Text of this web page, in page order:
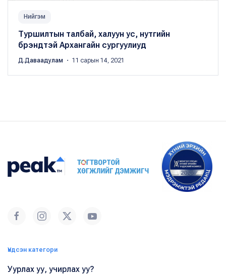
Нийгэм
Туршилтын талбай, халуун ус, нутгийн
брэндтэй Архангайн сургуулиуд
Д.Даваадулам ・ 11 сарын 14, 2021
Үндсэн категори
Уурлах уу, учирлах уу?